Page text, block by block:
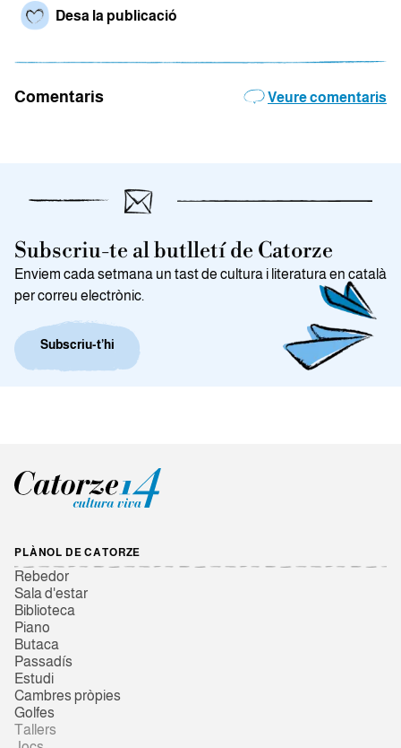
Desa la publicació
Comentaris Veure comentaris
Subscriu-te al butlletí de Catorze
Enviem cada setmana un tast de cultura i literatura en català
per correu electrònic.
Subscriu-t’hi
PLÀNOL DE CATORZE
Rebedor
Sala d'estar
Biblioteca
Piano
Butaca
Passadís
Estudi
Cambres pròpies
Golfes
Tallers